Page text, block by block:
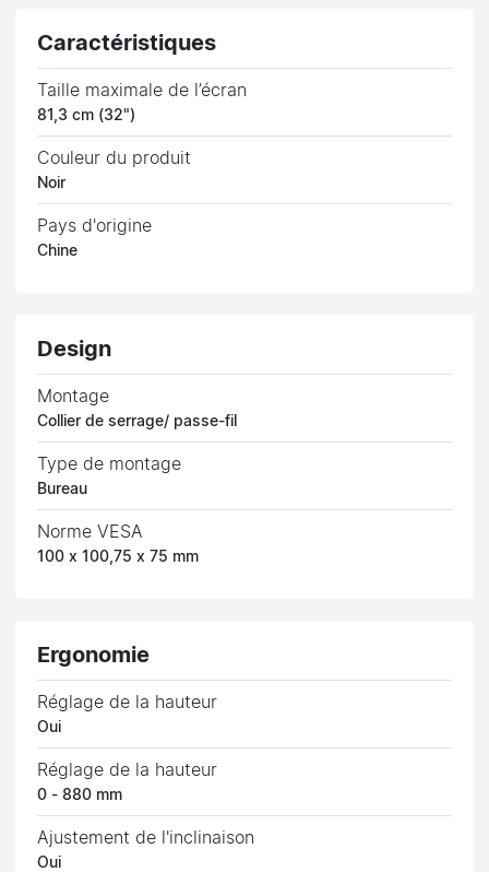
Caractéristiques
Taille maximale de l’écran
81,3 cm (32")
Couleur du produit
Noir
Pays d'origine
Chine
Design
Montage
Collier de serrage/ passe-fil
Type de montage
Bureau
Norme VESA
100 x 100,75 x 75 mm
Ergonomie
Réglage de la hauteur
Oui
Réglage de la hauteur
0 - 880 mm
Ajustement de l'inclinaison
Oui